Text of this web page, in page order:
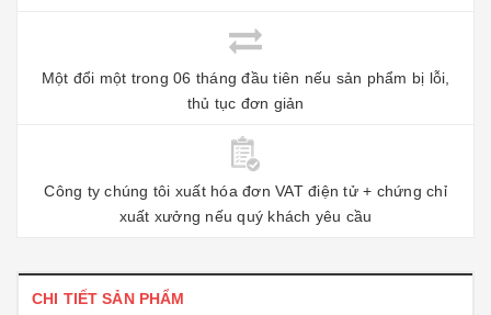
Một đổi một trong 06 tháng đầu tiên nếu sản phẩm bị lỗi,
thủ tục đơn giản
Công ty chúng tôi xuất hóa đơn VAT điện tử + chứng chỉ
xuất xưởng nếu quý khách yêu cầu
CHI TIẾT SẢN PHẨM